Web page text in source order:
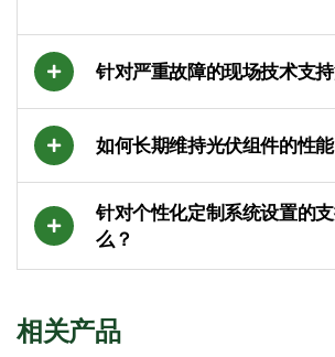
针对严重故障的现场技术支
如何长期维持光伏组件的性能
针对个性化定制系统设置的
么？
相关产品